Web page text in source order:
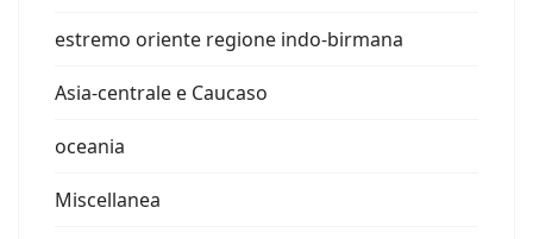
estremo oriente regione indo-birmana
Asia-centrale e Caucaso
oceania
Miscellanea